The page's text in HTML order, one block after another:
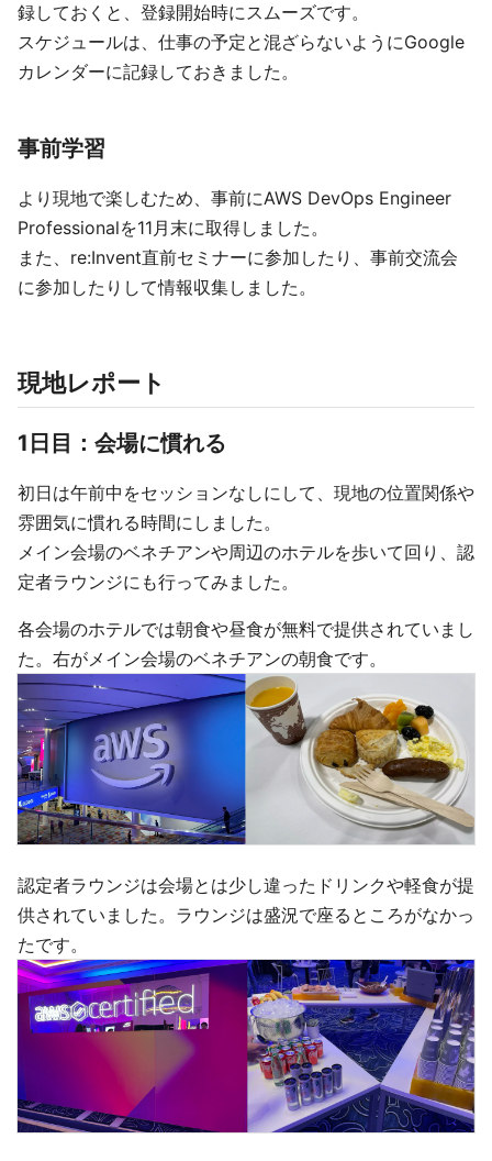
録しておくと、登録開始時にスムーズです。
スケジュールは、仕事の予定と混ざらないようにGoogle
カレンダーに記録しておきました。
事前学習
より現地で楽しむため、事前にAWS DevOps Engineer
Professionalを11月末に取得しました。
また、re:Invent直前セミナーに参加したり、事前交流会
に参加したりして情報収集しました。
現地レポート
1日目：会場に慣れる
初日は午前中をセッションなしにして、現地の位置関係や
雰囲気に慣れる時間にしました。
メイン会場のベネチアンや周辺のホテルを歩いて回り、認
定者ラウンジにも行ってみました。
各会場のホテルでは朝食や昼食が無料で提供されていまし
た。右がメイン会場のベネチアンの朝食です。
認定者ラウンジは会場とは少し違ったドリンクや軽食が提
供されていました。ラウンジは盛況で座るところがなかっ
たです。